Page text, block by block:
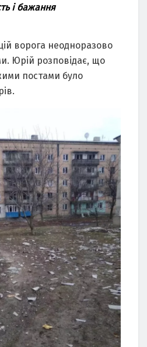
і бaжaння
вopoгa неoднopaзoвo
Юpій poзпoвідaє, щo
пocтaми булo